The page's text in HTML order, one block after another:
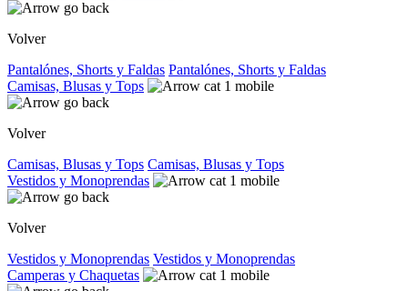
Volver
Pantalónes, Shorts y Faldas Pantalónes, Shorts y Faldas
Camisas, Blusas y Tops
Volver
Camisas, Blusas y Tops Camisas, Blusas y Tops
Vestidos y Monoprendas
Volver
Vestidos y Monoprendas Vestidos y Monoprendas
Camperas y Chaquetas